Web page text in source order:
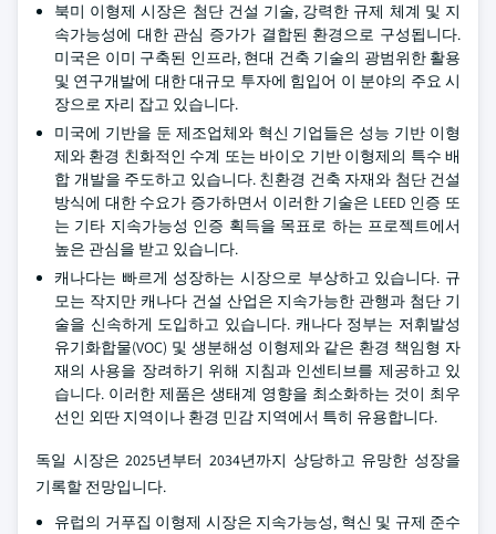
북미 이형제 시장은 첨단 건설 기술, 강력한 규제 체계 및 지
속가능성에 대한 관심 증가가 결합된 환경으로 구성됩니다.
미국은 이미 구축된 인프라, 현대 건축 기술의 광범위한 활용
및 연구개발에 대한 대규모 투자에 힘입어 이 분야의 주요 시
장으로 자리 잡고 있습니다.
미국에 기반을 둔 제조업체와 혁신 기업들은 성능 기반 이형
제와 환경 친화적인 수계 또는 바이오 기반 이형제의 특수 배
합 개발을 주도하고 있습니다. 친환경 건축 자재와 첨단 건설
방식에 대한 수요가 증가하면서 이러한 기술은 LEED 인증 또
는 기타 지속가능성 인증 획득을 목표로 하는 프로젝트에서
높은 관심을 받고 있습니다.
캐나다는 빠르게 성장하는 시장으로 부상하고 있습니다. 규
모는 작지만 캐나다 건설 산업은 지속가능한 관행과 첨단 기
술을 신속하게 도입하고 있습니다. 캐나다 정부는 저휘발성
유기화합물(VOC) 및 생분해성 이형제와 같은 환경 책임형 자
재의 사용을 장려하기 위해 지침과 인센티브를 제공하고 있
습니다. 이러한 제품은 생태계 영향을 최소화하는 것이 최우
선인 외딴 지역이나 환경 민감 지역에서 특히 유용합니다.
독일 시장은 2025년부터 2034년까지 상당하고 유망한 성장을
기록할 전망입니다.
유럽의 거푸집 이형제 시장은 지속가능성, 혁신 및 규제 준수